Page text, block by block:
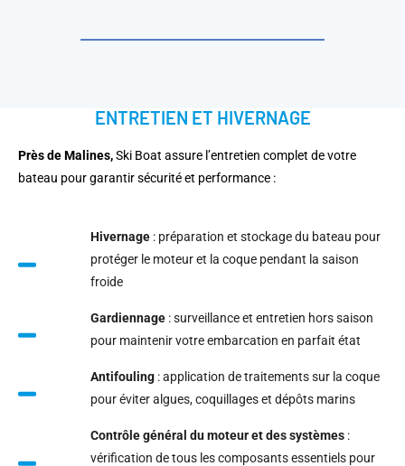
ENTRETIEN ET HIVERNAGE
Près de Malines,Ski Boat assure l’entretien complet de votre
bateau pour garantir sécurité et performance :
Hivernage : préparation et stockage du bateau pour
protéger le moteur et la coque pendant la saison
froide
Gardiennage : surveillance et entretien hors saison
pour maintenir votre embarcation en parfait état
Antifouling : application de traitements sur la coque
pour éviter algues, coquillages et dépôts marins
Contrôle général du moteur et des systèmes :
vérification de tous les composants essentiels pour